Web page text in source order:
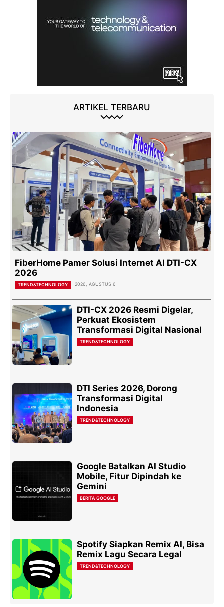
ARTIKEL TERBARU
FiberHome Pamer Solusi Internet AI DTI-CX
2026
TREND&TECHNOLOGY 2026, AGUSTUS 6
DTI-CX 2026 Resmi Digelar,
Perkuat Ekosistem
Transformasi Digital Nasional
TREND&TECHNOLOGY
DTI Series 2026, Dorong
Transformasi Digital
Indonesia
TREND&TECHNOLOGY
Google Batalkan AI Studio
Mobile, Fitur Dipindah ke
Gemini
BERITA GOOGLE
Spotify Siapkan Remix AI, Bisa
Remix Lagu Secara Legal
TREND&TECHNOLOGY